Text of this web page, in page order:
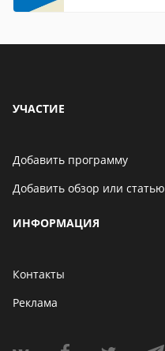
УЧАСТИЕ
Добавить программу
Добавить обзор или статью
ИНФОРМАЦИЯ
Контакты
Реклама